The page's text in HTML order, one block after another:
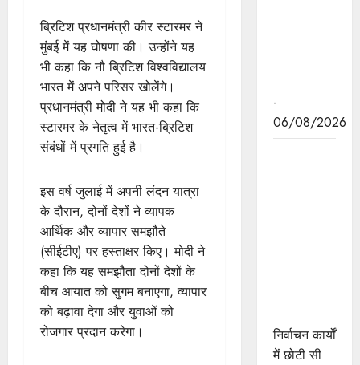
ब्रिटिश प्रधानमंत्री कीर स्टारमर ने
मुंबई में यह घोषणा की। उन्होंने यह
भी कहा कि नौ ब्रिटिश विश्वविद्यालय
भारत में अपने परिसर खोलेंगे।
प्रधानमंत्री मोदी ने यह भी कहा कि
स्टारमर के नेतृत्व में भारत-ब्रिटिश
संबंधों में प्रगति हुई है।
इस वर्ष जुलाई में अपनी लंदन यात्रा
के दौरान, दोनों देशों ने व्यापक
आर्थिक और व्यापार समझौते
(सीईटीए) पर हस्ताक्षर किए। मोदी ने
कहा कि यह समझौता दोनों देशों के
बीच आयात को सुगम बनाएगा, व्यापार
को बढ़ावा देगा और युवाओं को
रोजगार प्रदान करेगा।
-
06/08/2026
निर्वाचन कार्यों
में छोटी सी